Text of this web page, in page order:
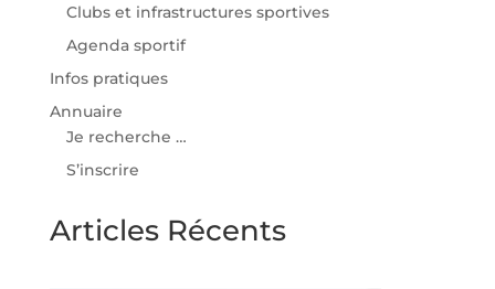
Clubs et infrastructures sportives
Agenda sportif
Infos pratiques
Annuaire
Je recherche …
S’inscrire
Articles Récents